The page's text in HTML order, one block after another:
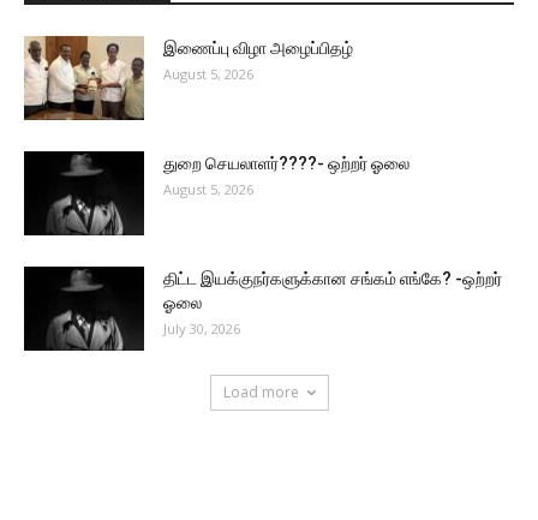
இணைப்பு விழா அழைப்பிதழ்
August 5, 2026
துறை செயலாளர்????- ஒற்றர் ஓலை
August 5, 2026
திட்ட இயக்குநர்களுக்கான சங்கம் எங்கே? -ஒற்றர்
ஓலை
July 30, 2026
Load more